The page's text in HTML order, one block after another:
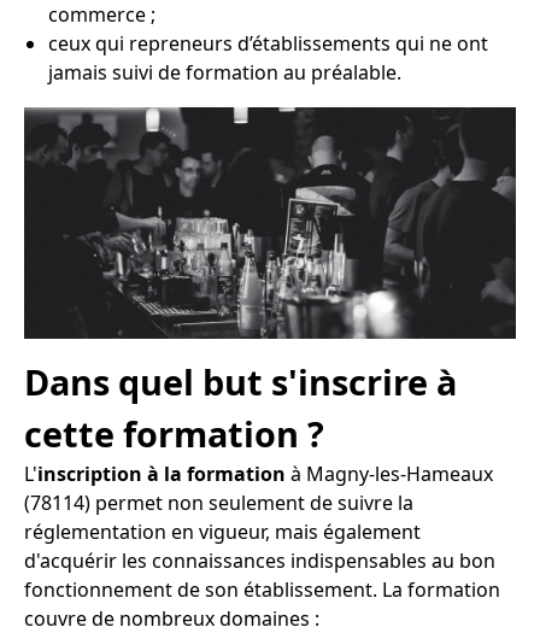
commerce ;
ceux qui repreneurs d’établissements qui ne ont
jamais suivi de formation au préalable.
Dans quel but s'inscrire à
cette formation ?
L'inscription à la formation à Magny-les-Hameaux
(78114) permet non seulement de suivre la
réglementation en vigueur, mais également
d'acquérir les connaissances indispensables au bon
fonctionnement de son établissement. La formation
couvre de nombreux domaines :